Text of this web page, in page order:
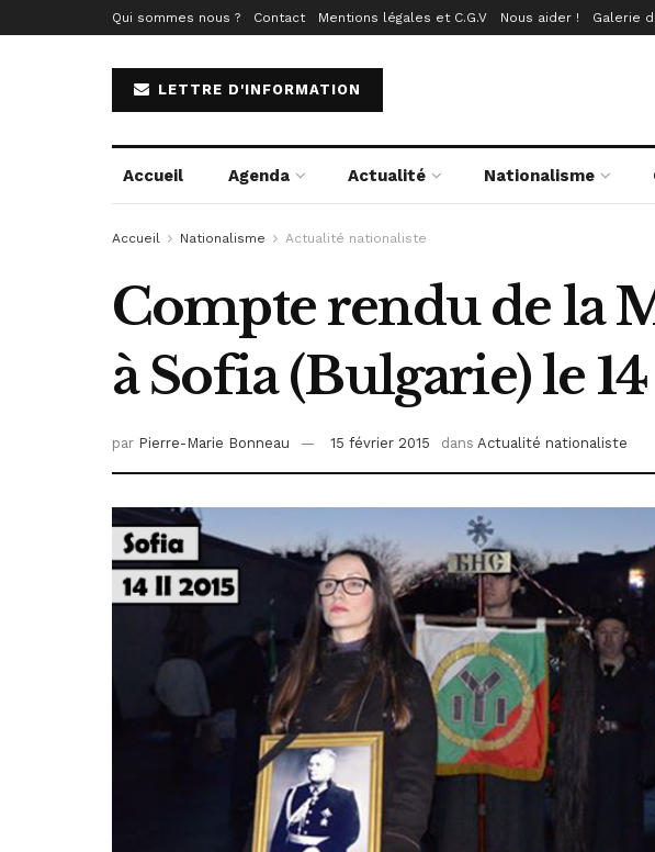
Qui sommes nous ? Contact Mentions légales et C.G.V Nous aider ! Galerie
LETTRE D'INFORMATION
Accueil Agenda Actualité Nationalisme
Accueil Nationalisme Actualité nationaliste
Compte rendu de la
à Sofia (Bulgarie) le
par Pierre-Marie Bonneau 15 février 2015 dans Actualité nationaliste